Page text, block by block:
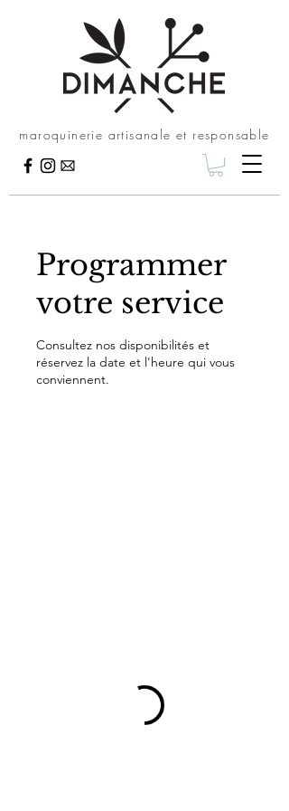
maroquinerie artisanale et responsable
Programmer
votre service
Consultez nos disponibilités et
réservez la date et l'heure qui vous
conviennent.